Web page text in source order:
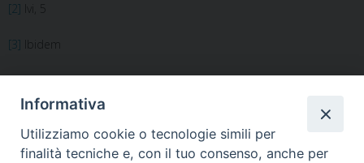
[2] Ivi, 5
[3] Ibidem
[4]Ivi, 6
Informativa
Utilizziamo cookie o tecnologie simili per
finalità tecniche e, con il tuo consenso, anche per